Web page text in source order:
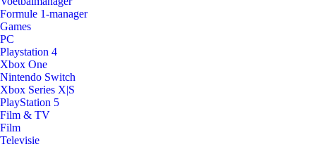
Formule 1-manager
Games
PC
Playstation 4
Xbox One
Nintendo Switch
Xbox Series X|S
PlayStation 5
Film & TV
Film
Televisie